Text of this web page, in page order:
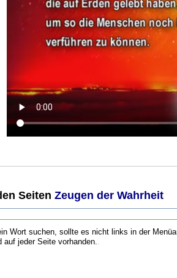
Seiten Zeugen der Wahrheit
Wort suchen, sollte es nicht links in der
auf jeder Seite vorhanden..